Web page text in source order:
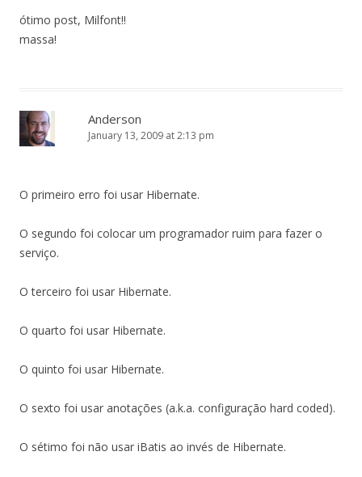
ótimo post, Milfont!!
massa!
Anderson
January 13, 2009 at 2:13 pm
O primeiro erro foi usar Hibernate.
O segundo foi colocar um programador ruim para fazer o
serviço.
O terceiro foi usar Hibernate.
O quarto foi usar Hibernate.
O quinto foi usar Hibernate.
O sexto foi usar anotações (a.k.a. configuração hard coded).
O sétimo foi não usar iBatis ao invés de Hibernate.